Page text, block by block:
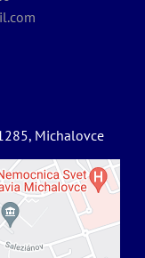
Michalovce